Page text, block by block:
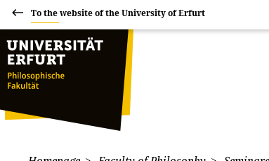
To the website of the University of Erfurt